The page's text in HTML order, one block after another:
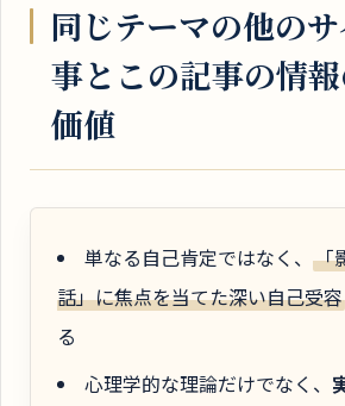
同じテーマの他の
事とこの記事の情
価値
単なる自己肯定ではなく、 「
話」に焦点を当てた深い自己受容
る
心理学的な理論だけでなく、